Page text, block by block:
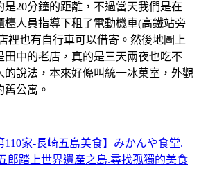
是20分鐘的距離，不過當天我們是在
檯人員指導下租了電動機車(高鐵站旁
裡也有自行車可以借寄。然後地圖上
田中的老店，真的是三天兩夜也吃不
的說法，本來好條叫統一冰菓室，外觀
公寓。
110家-長崎五島美食】みかんや食堂.
郎踏上世界遺產之島.尋找孤獨的美食